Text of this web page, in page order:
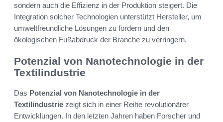
sondern auch die Effizienz in der Produktion steigert. Die
Integration solcher Technologien unterstützt Hersteller, um
umweltfreundliche Lösungen zu fördern und den
ökologischen Fußabdruck der Branche zu verringern.
Potenzial von Nanotechnologie in der
Textilindustrie
Das Potenzial von Nanotechnologie in der
Textilindustrie zeigt sich in einer Reihe revolutionärer
Entwicklungen. In den letzten Jahren haben Forscher und